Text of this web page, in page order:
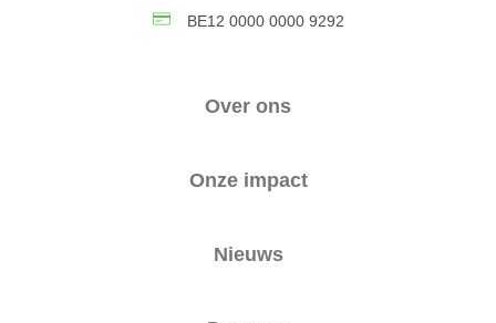
BE12 0000 0000 9292
Over ons
Onze impact
Nieuws